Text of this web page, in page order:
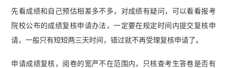
先看成绩和自己预估相差多不多，对成绩有疑问，可以看看报考
院校公布的成绩复核申请办法，一定要在规定时间内提交复核申
请，一般只有短短两三天时间，错过就不再受理复核申请了。
申请成绩复核，阅卷的宽严不在范围内，只核查考生答卷是否有